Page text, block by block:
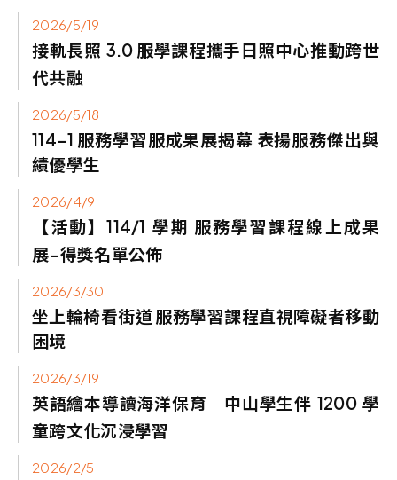
2026/5/19
接軌長照 3.0 服學課程攜手日照中心推動跨世
代共融
2026/5/18
114-1 服務學習服成果展揭幕 表揚服務傑出與
績優學生
2026/4/9
【活動】114/1 學期 服務學習課程線上成果
展-得獎名單公佈
2026/3/30
坐上輪椅看街道 服務學習課程直視障礙者移動
困境
2026/3/19
英語繪本導讀海洋保育 中山學生伴 1200 學
童跨文化沉浸學習
2026/2/5